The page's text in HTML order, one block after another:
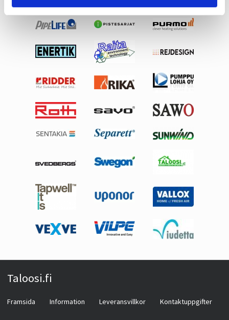
Taloosi.fi
Framsida Information Leveransvillkor Kontaktuppgifter